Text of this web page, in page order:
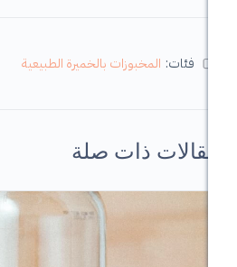
المخبوزات بالخميرة الطبيعية
ذات صلة